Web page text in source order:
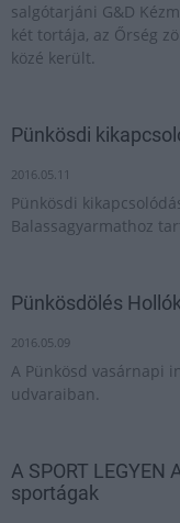
salgótarjáni G&D
két tortája, az Őrség
közé került.
Pünkösdi
2016.05.11
Pünkösdi
Balassagyarmathoz
Pünkösdölés
2016.05.09
A Pünkösd vasárnapi
udvaraiban.
A SPORT
sportágak